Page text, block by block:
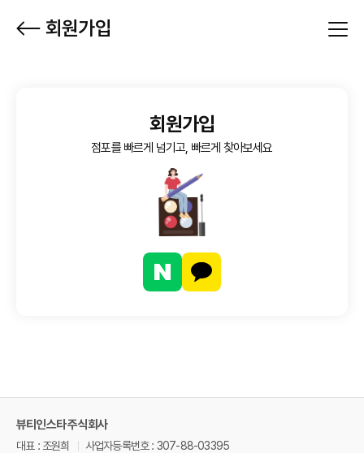
회원가입
회원가입
점포를 빠르게 넘기고, 빠르게 찾아보세요
뷰티인스타 주식회사
대표 : 조원희
사업자등록번호 : 307-88-03395